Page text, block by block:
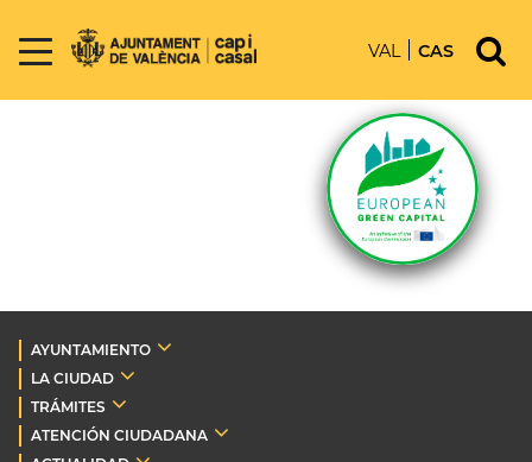
VAL CAS
AYUNTAMIENTO
LA CIUDAD
TRÁMITES
ATENCIÓN CIUDADANA